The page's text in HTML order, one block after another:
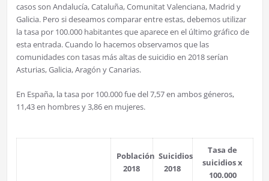
casos son Andalucía, Cataluña, Comunitat Valenciana, Madrid y
Galicia. Pero si deseamos comparar entre estas, debemos utilizar
la tasa por 100.000 habitantes que aparece en el último gráfico de
esta entrada. Cuando lo hacemos observamos que las
comunidades con tasas más altas de suicidio en 2018 serían
Asturias, Galicia, Aragón y Canarias.
En España, la tasa por 100.000 fue del 7,57 en ambos géneros,
11,43 en hombres y 3,86 en mujeres.
Población
2018
Suicidios
2018
Tasa de
suicidios x
100.000